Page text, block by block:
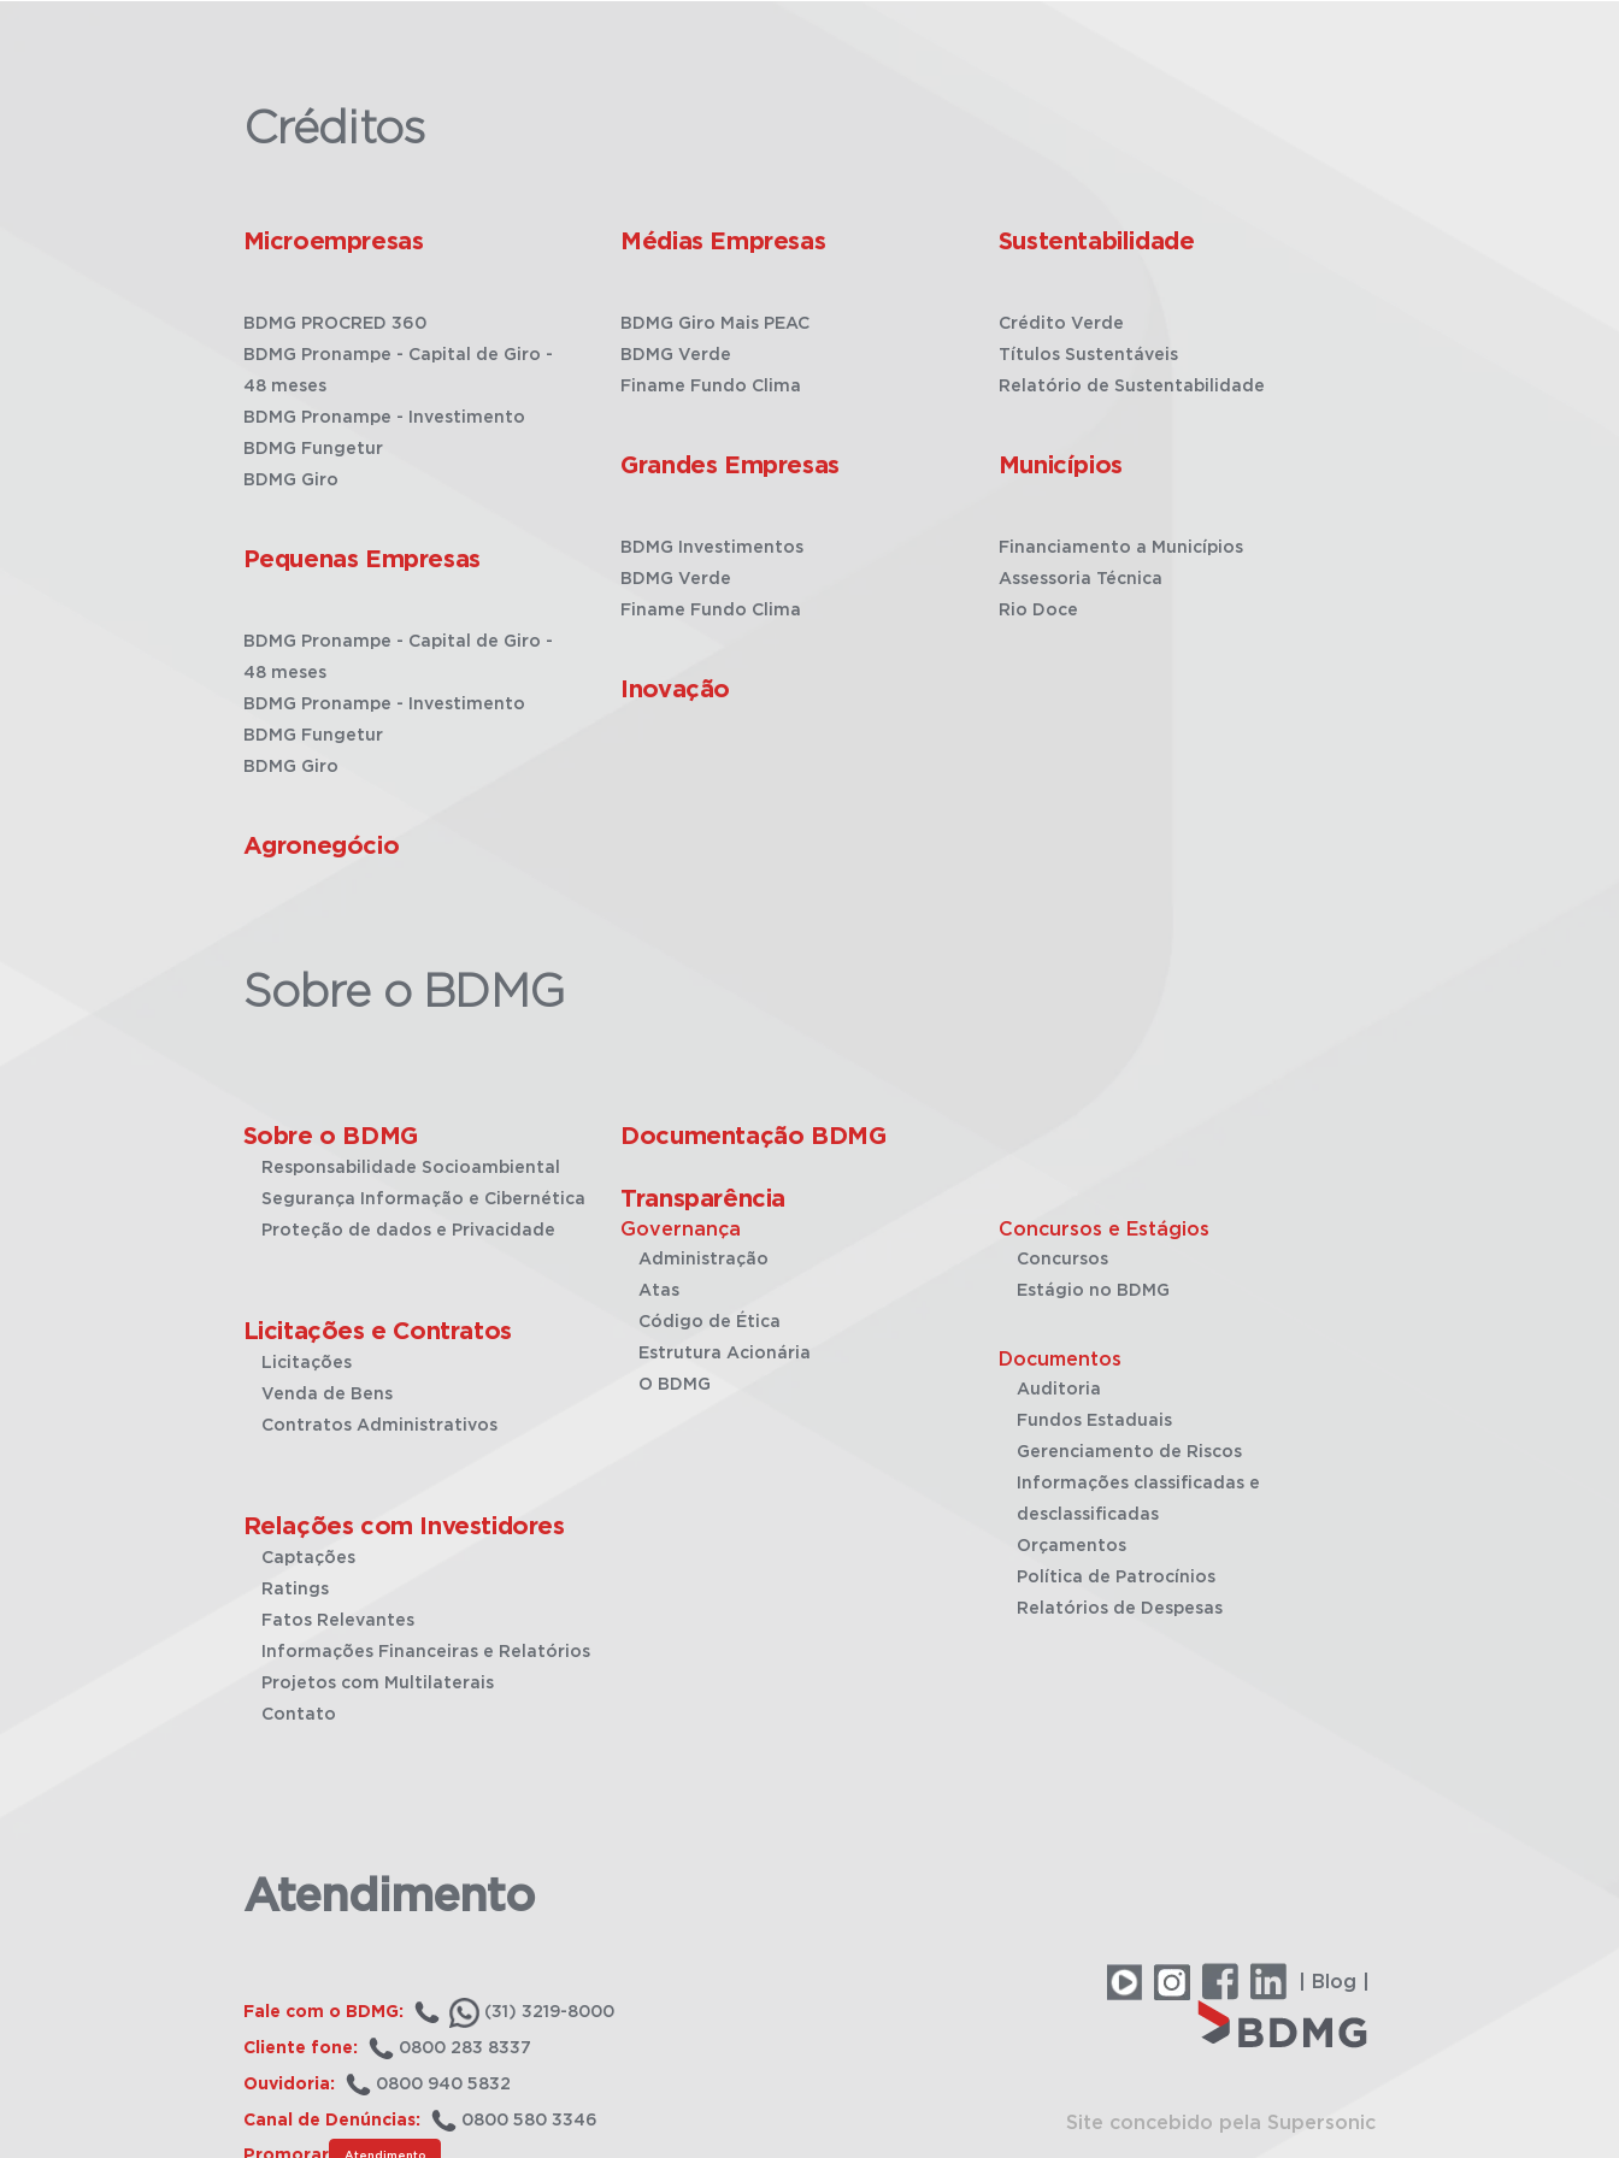
Créditos
Microempresas
BDMG PROCRED 360
BDMG Pronampe - Capital de Giro -
48 meses
BDMG Pronampe - Investimento
BDMG Fungetur
BDMG Giro
Pequenas Empresas
BDMG Pronampe - Capital de Giro -
48 meses
BDMG Pronampe - Investimento
BDMG Fungetur
BDMG Giro
Agronegócio
Médias Empresas
BDMG Giro Mais PEAC
BDMG Verde
Finame Fundo Clima
Grandes Empresas
BDMG Investimentos
BDMG Verde
Finame Fundo Clima
Inovação
Sustentabilidade
Crédito Verde
Títulos Sustentáveis
Relatório de Sustentabilidade
Municípios
Financiamento a Municípios
Assessoria Técnica
Rio Doce
Sobre o BDMG
Sobre o BDMG
Responsabilidade Socioambiental
Segurança Informação e Cibernética
Proteção de dados e Privacidade
Licitações e Contratos
Licitações
Venda de Bens
Contratos Administrativos
Relações com Investidores
Captações
Ratings
Fatos Relevantes
Informações Financeiras e Relatórios
Projetos com Multilaterais
Contato
Documentação BDMG
Transparência
Governança
Administração
Atas
Código de Ética
Estrutura Acionária
O BDMG
Concursos e Estágios
Concursos
Estágio no BDMG
Documentos
Auditoria
Fundos Estaduais
Gerenciamento de Riscos
Informações classificadas e
desclassificadas
Orçamentos
Política de Patrocínios
Relatórios de Despesas
Atendimento
Fale com o BDMG: (31) 3219-8000
Cliente fone: 0800 283 8337
Ouvidoria: 0800 940 5832
Canal de Denúncias: 0800 580 3346
Atendimento
| Blog |
Site concebido pela Supersonic